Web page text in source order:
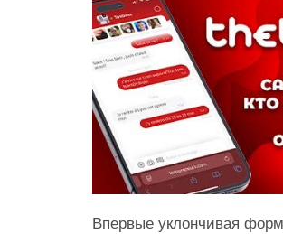
Впервые уклончивая